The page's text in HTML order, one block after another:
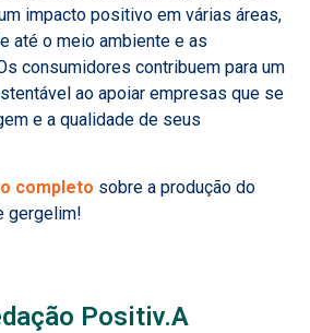
impacto positivo em várias áreas,
até o meio ambiente e as
consumidores contribuem para um
ao apoiar empresas que se
e a qualidade de seus
completo sobre a produção do
gergelim!
Positiv.A